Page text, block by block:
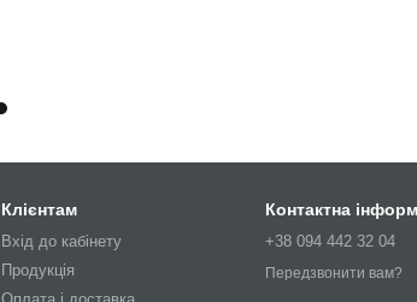
Клієнтам
Вхід до кабінету
Продукція
Контактна
+38 094 442 32 04
Передзвонити вам?